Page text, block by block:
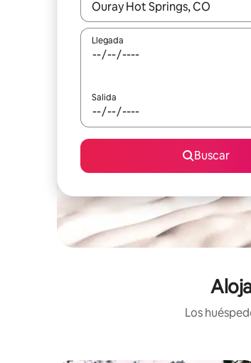
Cuando los resultados estén
Llegada
Salida
Buscar
Los